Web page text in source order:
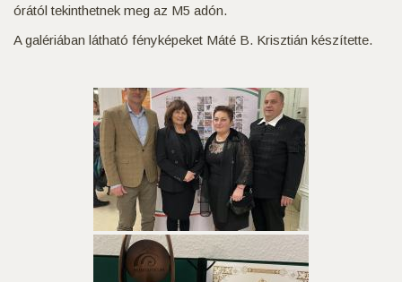
órától tekinthetnek meg az M5 adón.
A galériában látható fényképeket Máté B. Krisztián készítette.